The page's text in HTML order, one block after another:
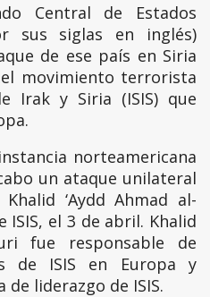
Central de Estados
sus siglas en inglés)
de ese país en Siria
movimiento terrorista
Irak y Siria (ISIS) que
norteamericana
un ataque unilateral
‘Aydd Ahmad al-
el 3 de abril. Khalid
fue responsable de
de ISIS en Europa y
liderazgo de ISIS.